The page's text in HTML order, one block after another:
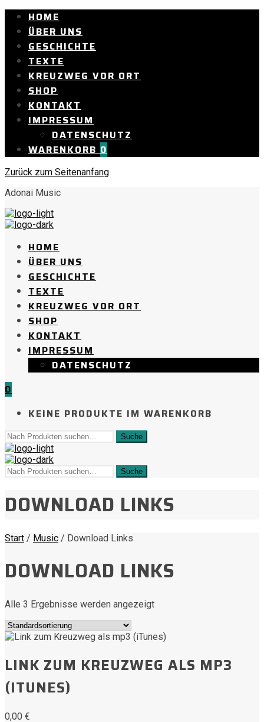
HOME
ÜBER UNS
GESCHICHTE
TEXTE
KREUZWEG VOR ORT
SHOP
KONTAKT
IMPRESSUM
DATENSCHUTZ
WARENKORB0
Zurück zum Seitenanfang
Adonai Music
HOME
ÜBER UNS
GESCHICHTE
TEXTE
KREUZWEG VOR ORT
SHOP
KONTAKT
IMPRESSUM
DATENSCHUTZ
0
KEINE PRODUKTE IM WARENKORB
DOWNLOAD LINKS
Start / Music / Download Links
DOWNLOAD LINKS
Alle 3 Ergebnisse werden angezeigt
LINK ZUM KREUZWEG ALS MP3
(ITUNES)
0,00 €